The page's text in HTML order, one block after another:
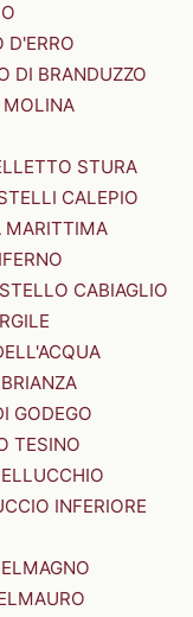
D'ERRO
DI BRANDUZZO
STURA
CALEPIO
MARITTIMA
CABIAGLIO
GODEGO
TESINO
INFERIORE